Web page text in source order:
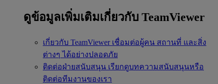
ดูข้อมูลเพิ่มเติมเกี่ยวกับ TeamViewer
เกี่ยวกับ TeamViewer เชื่อมต่อผู้คน สถานที่ และสิ่ง
ต่างๆ ได้อย่างปลอดภัย
ติดต่อฝ่ายสนับสนุน เรียกดูบทความสนับสนุนหรือ
ติดต่อทีมงานของเรา